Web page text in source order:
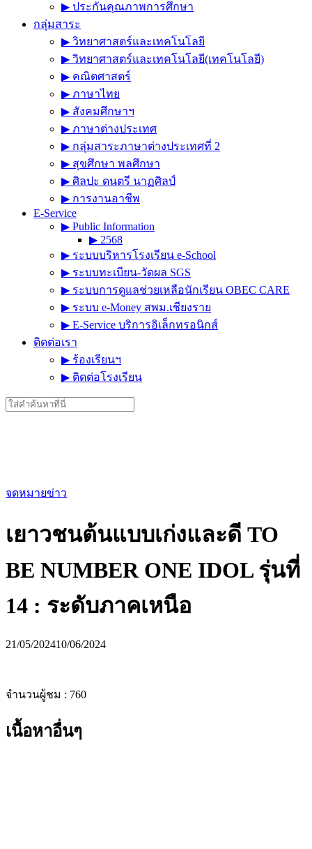
▶︎ ประกันคุณภาพการศึกษา
กลุ่มสาระ
▶︎ วิทยาศาสตร์และเทคโนโลยี
▶︎ วิทยาศาสตร์และเทคโนโลยี(เทคโนโลยี)
▶︎ คณิตศาสตร์
▶︎ ภาษาไทย
▶︎ สังคมศึกษาฯ
▶︎ ภาษาต่างประเทศ
▶︎ กลุ่มสาระภาษาต่างประเทศที่ 2
▶︎ สุขศึกษา พลศึกษา
▶︎ ศิลปะ ดนตรี นาฏศิลป์
▶︎ การงานอาชีพ
E-Service
▶︎ Public Information
▶︎ 2568
▶︎ ระบบบริหารโรงเรียน e-School
▶︎ ระบบทะเบียน-วัดผล SGS
▶︎ ระบบการดูแลช่วยเหลือนักเรียน OBEC CARE
▶︎ ระบบ e-Money สพม.เชียงราย
▶︎ E-Service บริการอิเล็กทรอนิกส์
ติดต่อเรา
▶︎ ร้องเรียนฯ
▶︎ ติดต่อโรงเรียน
Search
for:
จดหมายข่าว
เยาวชนต้นแบบเก่งและดี TO
BE NUMBER ONE IDOL รุ่นที่
14 : ระดับภาคเหนือ
21/05/202410/06/2024
จำนวนผู้ชม : 760
เนื้อหาอื่นๆ